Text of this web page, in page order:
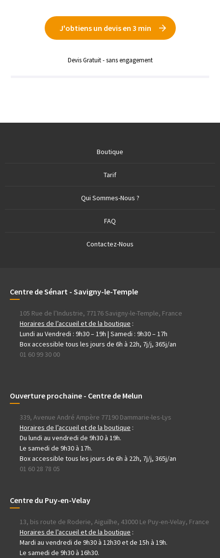
J'obtiens un devis en 3 min
Devis Gratuit - sans engagement
Boutique
Tarif
Qui Sommes-Nous ?
FAQ
Contactez-Nous
Centre de Sénart - Savigny-le-Temple
105 Rue de l’Industrie, 77176 Savigny-le-Temple, France
Horaires de l’accueil et de la boutique :
Lundi au Vendredi : 9h30 – 19h | Samedi : 9h30 – 17h
Box accessible tous les jours de 6h à 22h, 7j/j, 365j/an
01 60 99 30 00
Ouverture prochaine - Centre de Melun
339, Avenue André Ampère 77190 Dammarie-les-Lys
Horaires de l’accueil et de la boutique :
Du lundi au vendredi de 9h30 à 19h.
Le samedi de 9h30 à 17h.
Box accessible tous les jours de 6h à 22h, 7j/j, 365j/an
01 60 28 78 05
Centre du Puy-en-Velay
13, bis route de Roderie, Aiguilhe, 43000 Le Puy-en-Velay, France
Horaires de l’accueil et de la boutique :
Mardi au vendredi de 9h30 à 12h30 et de 15h à 19h.
Le samedi de 9h30 à 16h30.